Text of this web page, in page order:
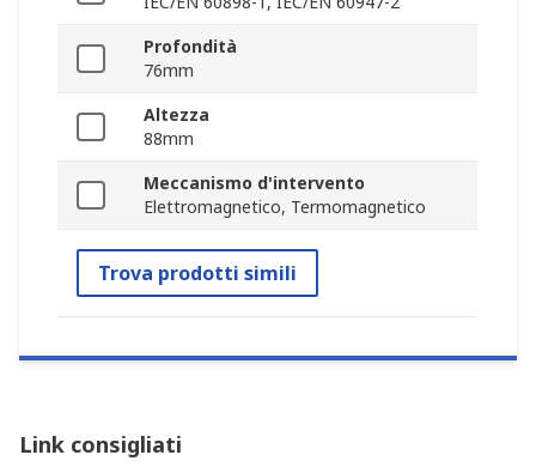
Profondità
76mm
Altezza
88mm
Meccanismo d'intervento
Elettromagnetico, Termomagnetico
Trova prodotti simili
Link consigliati